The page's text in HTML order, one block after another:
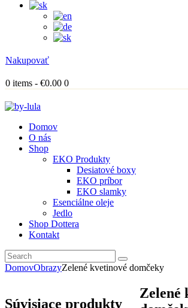
Nakupovať
0 items - €0.00 0
Domov
O nás
Shop
EKO Produkty
Desiatové boxy
EKO príbor
EKO slamky
Esenciálne oleje
Jedlo
Shop Dottera
Kontakt
DomovObrazyZelené kvetinové domčeky
Zelené
Súvisiace produkty